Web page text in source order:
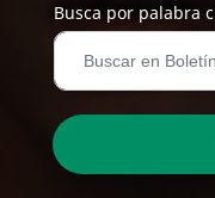
Busca por palabra